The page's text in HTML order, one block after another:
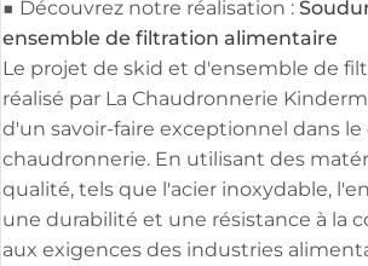
■ Découvrez notre réalisation :
ensemble de filtration alimentaire
Le projet de skid et d'ensemble de
réalisé par La Chaudronnerie
d'un savoir-faire exceptionnel dans
chaudronnerie. En utilisant des
qualité, tels que l'acier inoxydable,
une durabilité et une résistance à la
aux exigences des industries